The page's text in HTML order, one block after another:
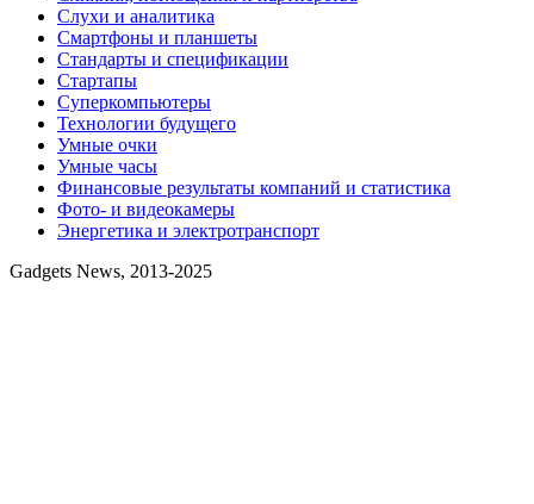
Слухи и аналитика
Смартфоны и планшеты
Стандарты и спецификации
Стартапы
Суперкомпьютеры
Технологии будущего
Умные очки
Умные часы
Финансовые результаты компаний и статистика
Фото- и видеокамеры
Энергетика и электротранспорт
Gadgets News, 2013-2025